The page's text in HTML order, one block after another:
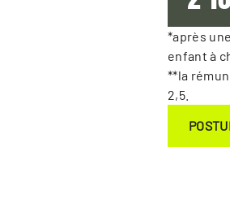
*après
enfant à
**la
2,5.